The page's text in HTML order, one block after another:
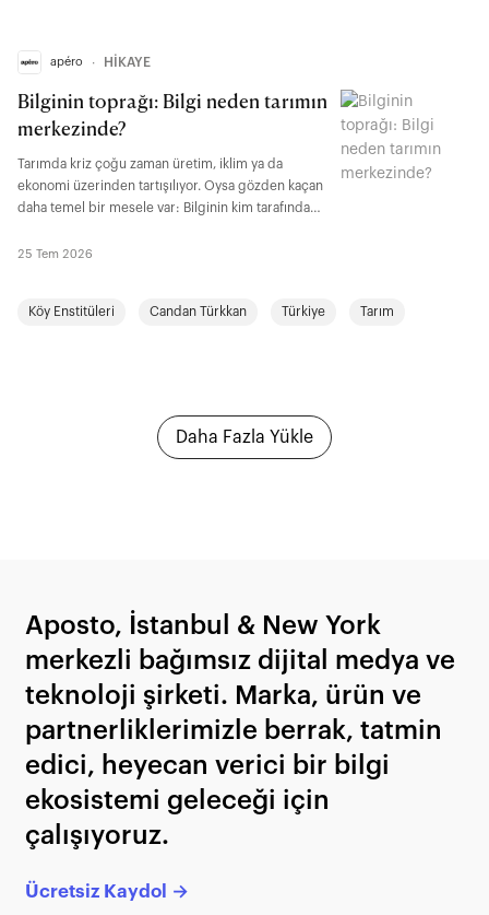
apéro ∙ HİKAYE
Bilginin toprağı: Bilgi neden tarımın
merkezinde?
Tarımda kriz çoğu zaman üretim, iklim ya da
ekonomi üzerinden tartışılıyor. Oysa gözden kaçan
daha temel bir mesele var: Bilginin kim tarafından
devletten piyasaya ve bugün algoritmalara kadarki
öznesi olması gerektiğini tartışıyoruz.
25 Tem 2026
Köy Enstitüleri Candan Türkkan Türkiye Tarım
Daha Fazla Yükle
Aposto, İstanbul & New York
merkezli bağımsız dijital medya ve
teknoloji şirketi. Marka, ürün ve
partnerliklerimizle berrak, tatmin
edici, heyecan verici bir bilgi
ekosistemi geleceği için
çalışıyoruz.
Ücretsiz Kaydol →